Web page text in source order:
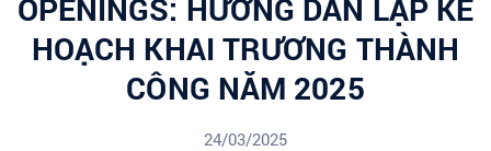
OPENINGS: HƯỚNG DẪN LẬP KẾ
HOẠCH KHAI TRƯƠNG THÀNH
CÔNG NĂM 2025
24/03/2025